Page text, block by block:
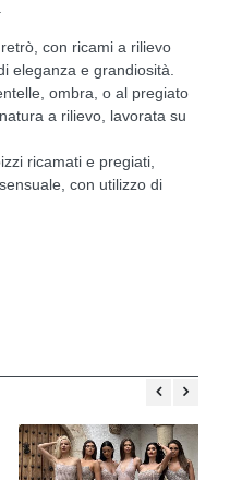
con ricami a rilievo
eleganza e grandiosità.
ombra, o al pregiato
a rilievo, lavorata su
ricamati e pregiati,
con utilizzo di